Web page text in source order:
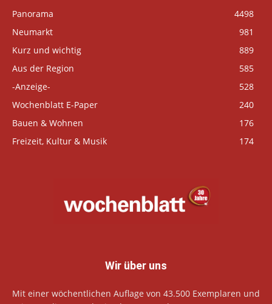
Panorama
4498
Neumarkt
981
Kurz und wichtig
889
Aus der Region
585
-Anzeige-
528
Wochenblatt E-Paper
240
Bauen & Wohnen
176
Freizeit, Kultur & Musik
174
Wir über uns
Mit einer wöchentlichen Auflage von 43.500 Exemplaren und